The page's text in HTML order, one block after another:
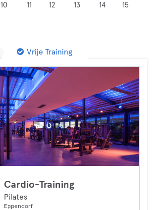
10
11
12
13
14
15
Vrije Training
Cardio-Training
Pilates
Eppendorf